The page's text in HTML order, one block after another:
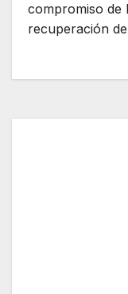
compromiso de
recuperación